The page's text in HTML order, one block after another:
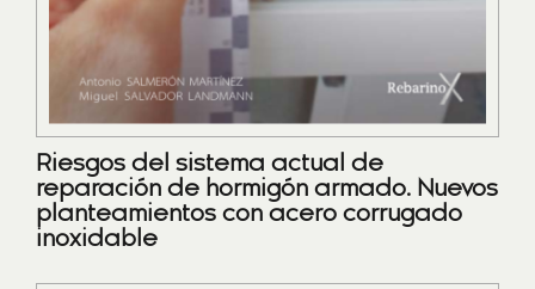
Riesgos del sistema actual de
reparación de hormigón armado. Nuevos
planteamientos con acero corrugado
inoxidable